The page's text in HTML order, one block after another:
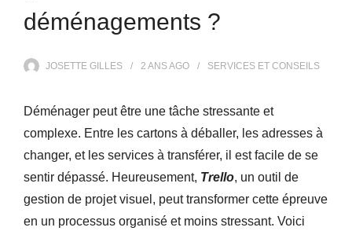
déménagements ?
JOSETTE GILLES 2 ANSAGO SERVICES ET CONSEILS
Déménager peut être une tâche stressante et
complexe. Entre les cartons à déballer, les adresses à
changer, et les services à transférer, il est facile de se
sentir dépassé. Heureusement, Trello, un outil de
gestion de projet visuel, peut transformer cette épreuve
en un processus organisé et moins stressant. Voici